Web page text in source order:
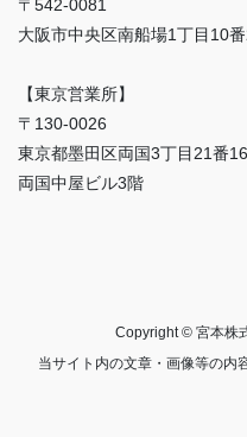
〒542-0081
大阪市中央区南船場1丁目10
【東京営業所】
〒130-0026
東京都墨田区両国3丁目21番
両国中屋ビル3階
Copyright © 宮本株
当サイト内の文章・画像等の内